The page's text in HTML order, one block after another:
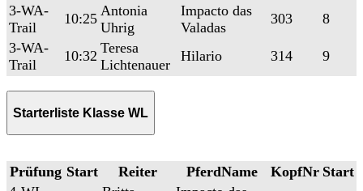
3-WA-
Trail
10:25 Antonia
Uhrig
Impacto das
Valadas
303
8
3-WA-
Trail
10:32 Teresa
Lichtenauer
Hilario 314 9
Starterliste Klasse WL
Prüfung Start Reiter PferdName KopfNr Start